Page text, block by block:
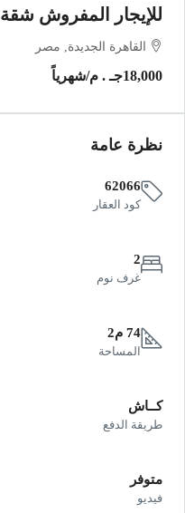
للإيجار المفروش شقة 74 متر في مدينتي B7
القاهرة الجديدة, مصر
18,000جـ . م /شهرياً
نظرة عامة
62066
كود العقار
2
غرف نوم
74 م2
المساحة
كــاش
طريقة الدفع
متوفر
فيديو